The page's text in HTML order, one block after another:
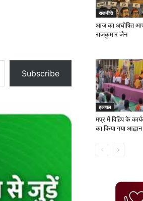
Subscribe
राजनीति
आज का अघोषित
राजकुमार जैन
हलचल
मप्र में विहिप के
का किया गया आह्वान